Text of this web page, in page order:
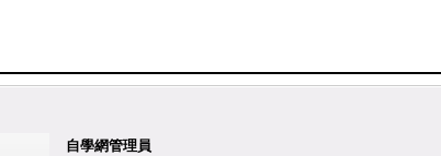
自學網管理員